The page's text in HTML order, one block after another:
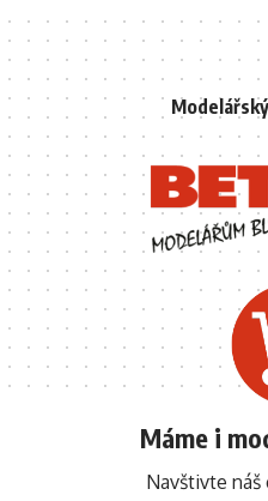
Máme i
Navštivte